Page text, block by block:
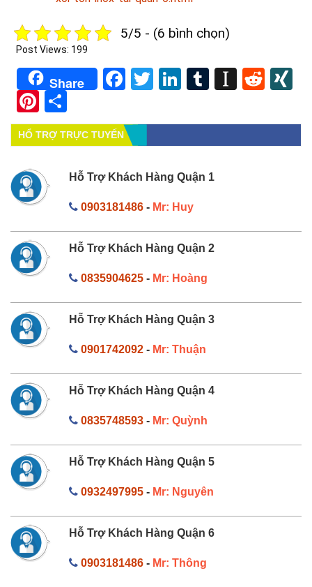
5/5 - (6 bình chọn)
Post Views: 199
Share Facebook
TwitterLinkedIn
Tumblr
Pinterest
HỔ TRỢ TRỰC TUYẾN
Hỗ Trợ Khách Hàng Quận 1
0903181486- Mr: Huy
Hỗ Trợ Khách Hàng Quận 2
0835904625- Mr: Hoàng
Hỗ Trợ Khách Hàng Quận 3
0901742092- Mr: Thuận
Hỗ Trợ Khách Hàng Quận 4
0835748593- Mr: Quỳnh
Hỗ Trợ Khách Hàng Quận 5
0932497995- Mr: Nguyên
Hỗ Trợ Khách Hàng Quận 6
0903181486- Mr: Thông